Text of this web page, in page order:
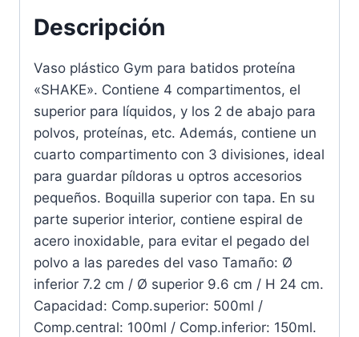
Descripción
Vaso plástico Gym para batidos proteína
«SHAKE». Contiene 4 compartimentos, el
superior para líquidos, y los 2 de abajo para
polvos, proteínas, etc. Además, contiene un
cuarto compartimento con 3 divisiones, ideal
para guardar píldoras u optros accesorios
pequeños. Boquilla superior con tapa. En su
parte superior interior, contiene espiral de
acero inoxidable, para evitar el pegado del
polvo a las paredes del vaso Tamaño: Ø
inferior 7.2 cm / Ø superior 9.6 cm / H 24 cm.
Capacidad: Comp.superior: 500ml /
Comp.central: 100ml / Comp.inferior: 150ml.